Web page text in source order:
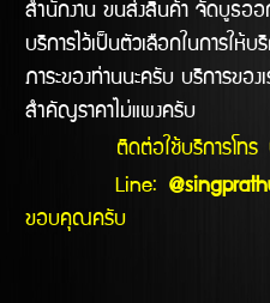
สำนักงาน ขนส่งสินค้า จัดบูธออ
บริการไว้เป็นตัวเลือกในการให้บ
ภาระของท่านนะครับ บริการขอ
สำคัญราคาไม่แพงครับ
ติดต่อใช้บริการโทร
Line:
ขอบคุณครับ